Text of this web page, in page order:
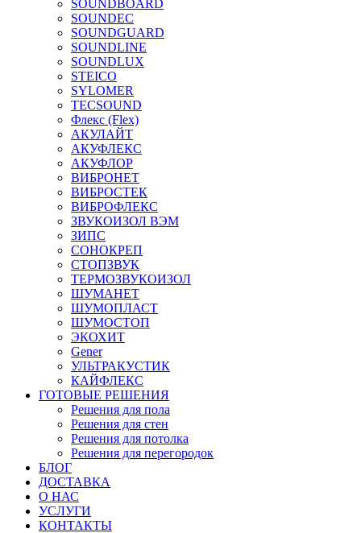
SOUNDBOARD
SOUNDEC
SOUNDGUARD
SOUNDLINE
SOUNDLUX
STEICO
SYLOMER
TECSOUND
Флекс (Flex)
АКУЛАЙТ
АКУФЛЕКС
АКУФЛОР
ВИБРОНЕТ
ВИБРОСТЕК
ВИБРОФЛЕКС
ЗВУКОИЗОЛ ВЭМ
ЗИПС
СОНОКРЕП
СТОПЗВУК
ТЕРМОЗВУКОИЗОЛ
ШУМАНЕТ
ШУМОПЛАСТ
ШУМОСТОП
ЭКОХИТ
Gener
УЛЬТРАКУСТИК
КАЙФЛЕКС
ГОТОВЫЕ РЕШЕНИЯ
Решения для пола
Решения для стен
Решения для потолка
Решения для перегородок
БЛОГ
ДОСТАВКА
О НАС
УСЛУГИ
КОНТАКТЫ